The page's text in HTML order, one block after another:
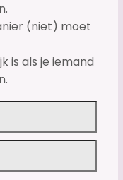
(niet) moet
is als je iemand